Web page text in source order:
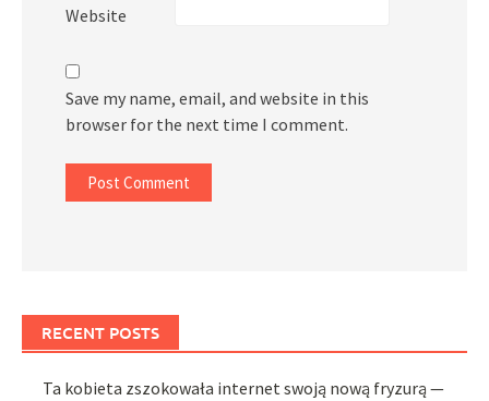
Website
Save my name, email, and website in this
browser for the next time I comment.
RECENT POSTS
Ta kobieta zszokowała internet swoją nową fryzurą —